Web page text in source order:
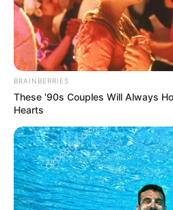
Bukan Sekadar
Nirwana Gardens
Darah
BRAINBERRIES
These '90s Couples Will Always
Hearts